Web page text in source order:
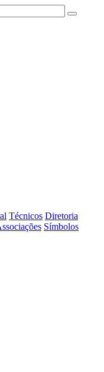
Técnicos Diretoria
Símbolos